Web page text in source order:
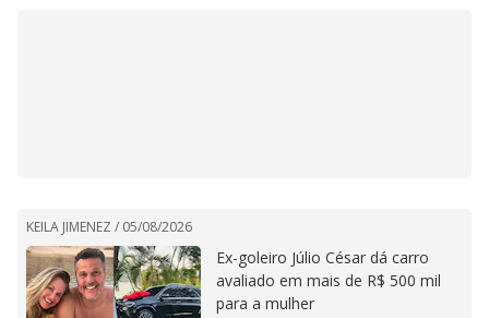
KEILA JIMENEZ / 05/08/2026
Ex-goleiro Júlio César dá carro
avaliado em mais de R$ 500 mil
para a mulher